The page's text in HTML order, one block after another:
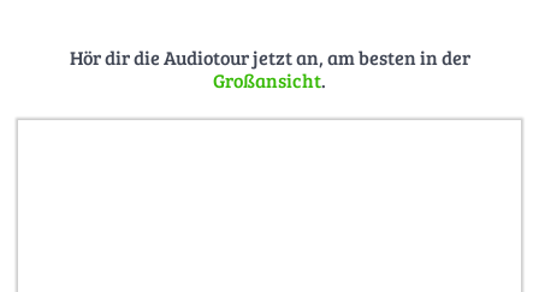
Hör dir die Audiotour jetzt an, am besten in der
Großansicht.